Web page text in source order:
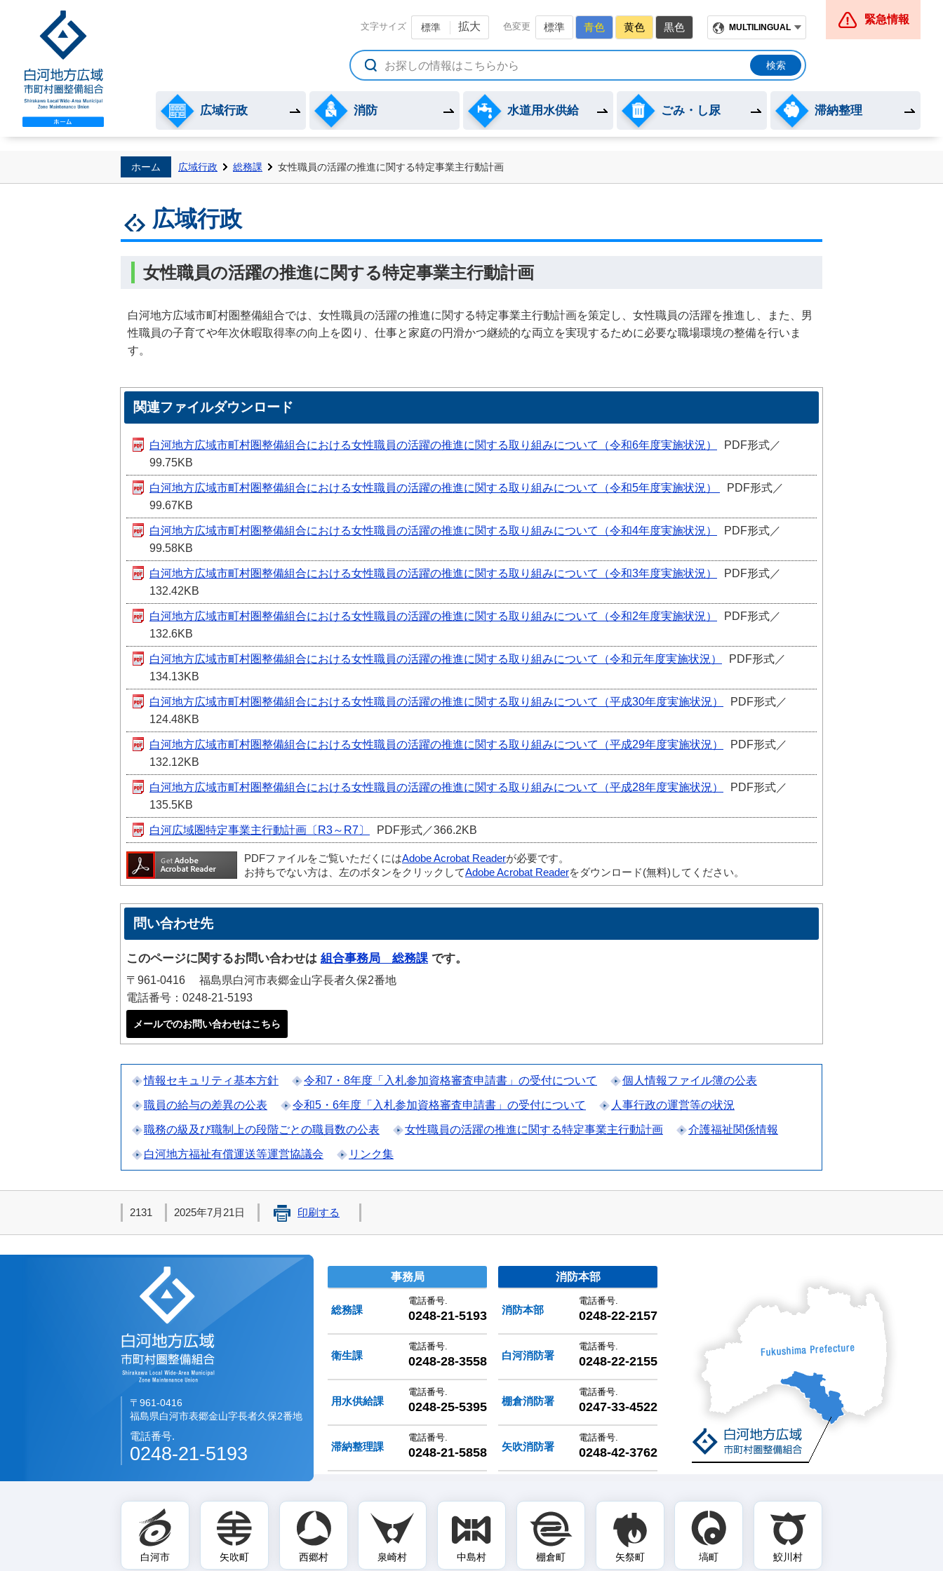
白河地方広域市町村圏整備組合公式ホームページ
文字サイズ 標準 拡大 色変更 標準 青色 黄色 黒色 MULTILINGUAL
緊急情報
広域行政 消防 水道用水供給 ごみ・し尿 滞納整理
ホーム 広域行政 総務課 女性職員の活躍の推進に関する特定事業主行動計画
広域行政
女性職員の活躍の推進に関する特定事業主行動計画
白河地方広域市町村圏整備組合では、女性職員の活躍の推進に関する特定事業主行動計画を策定し、女性職員の活躍を推進し、また、男
性職員の子育てや年次休暇取得率の向上を図り、仕事と家庭の円滑かつ継続的な両立を実現するために必要な職場環境の整備を行いま
す。
関連ファイルダウンロード
白河地方広域市町村圏整備組合における女性職員の活躍の推進に関する取り組みについて（令和6年度実施状況）
PDF形式／
99.75KB
白河地方広域市町村圏整備組合における女性職員の活躍の推進に関する取り組みについて（令和5年度実施状況）
PDF形式／
99.67KB
白河地方広域市町村圏整備組合における女性職員の活躍の推進に関する取り組みについて（令和4年度実施状況）
PDF形式／
99.58KB
白河地方広域市町村圏整備組合における女性職員の活躍の推進に関する取り組みについて（令和3年度実施状況）
PDF形式／
132.42KB
白河地方広域市町村圏整備組合における女性職員の活躍の推進に関する取り組みについて（令和2年度実施状況）
PDF形式／
132.6KB
白河地方広域市町村圏整備組合における女性職員の活躍の推進に関する取り組みについて（令和元年度実施状況）
PDF形式／
134.13KB
白河地方広域市町村圏整備組合における女性職員の活躍の推進に関する取り組みについて（平成30年度実施状況）
PDF形式／
124.48KB
白河地方広域市町村圏整備組合における女性職員の活躍の推進に関する取り組みについて（平成29年度実施状況）
PDF形式／
132.12KB
白河地方広域市町村圏整備組合における女性職員の活躍の推進に関する取り組みについて（平成28年度実施状況）
PDF形式／
135.5KB
白河広域圏特定事業主行動計画〔R3～R7〕 PDF形式／366.2KB
PDFファイルをご覧いただくにはAdobe Acrobat Readerが必要です。
お持ちでない方は、左のボタンをクリックしてAdobe Acrobat Readerをダウンロード(無料)してください。
問い合わせ先
このページに関するお問い合わせは 組合事務局 総務課 です。
〒961-0416 福島県白河市表郷金山字長者久保2番地
電話番号：0248-21-5193
メールでのお問い合わせはこちら
情報セキュリティ基本方針 令和7・8年度「入札参加資格審査申請書」の受付について 個人情報ファイル簿の公表
職員の給与の差異の公表 令和5・6年度「入札参加資格審査申請書」の受付について 人事行政の運営等の状況
職務の級及び職制上の段階ごとの職員数の公表 女性職員の活躍の推進に関する特定事業主行動計画 介護福祉関係情報
白河地方福祉有償運送等運営協議会 リンク集
2131 2025年7月21日 印刷する
白河地方広域市町村圏整備組合
〒961-0416
福島県白河市表郷金山字長者久保2番地
電話番号.
0248-21-5193
事務局
総務課
電話番号.
0248-21-5193
衛生課
電話番号.
0248-28-3558
用水供給課
電話番号.
0248-25-5395
滞納整理課
電話番号.
0248-21-5858
消防本部
消防本部
電話番号.
0248-22-2157
白河消防署
電話番号.
0248-22-2155
棚倉消防署
電話番号.
0247-33-4522
矢吹消防署
電話番号.
0248-42-3762
白河市 矢吹町 西郷村 泉崎村 中島村 棚倉町 矢祭町 塙町 鮫川村